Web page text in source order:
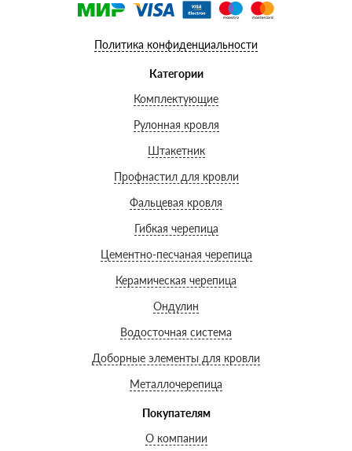
Политика конфиденциальности
Категории
Комплектующие
Рулонная кровля
Штакетник
Профнастил для кровли
Фальцевая кровля
Гибкая черепица
Цементно-песчаная черепица
Керамическая черепица
Ондулин
Водосточная система
Доборные элементы для кровли
Металлочерепица
Покупателям
О компании